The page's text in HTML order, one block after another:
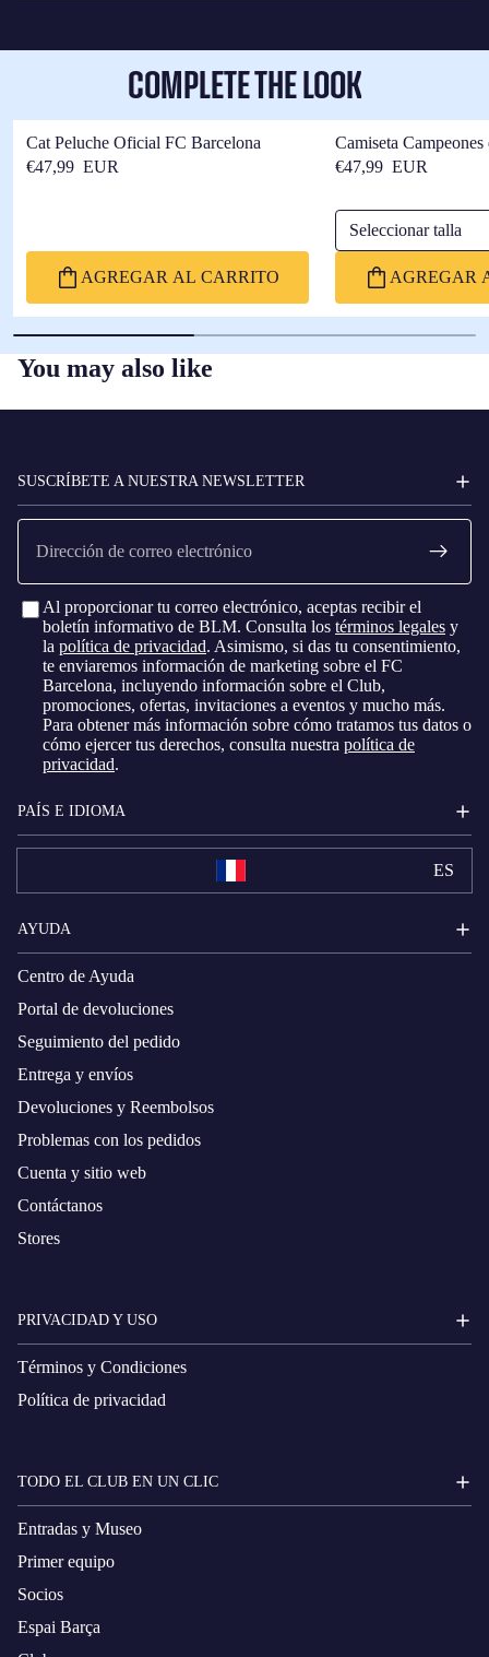
COMPLETE THE LOOK
Cat Peluche Oficial FC Barcelona
€47,99 EUR
AGREGAR AL CARRITO
Camiseta
Barça
€47,99 EUR
Seleccionar talla
AGREGAR
You may also like
SUSCRÍBETE A NUESTRA NEWSLETTER
Correo
electrónico
Al proporcionar tu correo electrónico, aceptas recibir el
boletín informativo de BLM. Consulta los términos legales y
la política de privacidad. Asimismo, si das tu consentimiento,
te enviaremos información de marketing sobre el FC
Barcelona, ​​incluyendo información sobre el Club,
promociones, ofertas, invitaciones a eventos y mucho más.
Para obtener más información sobre cómo tratamos tus datos o
cómo ejercer tus derechos, consulta nuestra política de
privacidad.
PAÍS E IDIOMA
ES
AYUDA
Centro de Ayuda
Portal de devoluciones
Seguimiento del pedido
Entrega y envíos
Devoluciones y Reembolsos
Problemas con los pedidos
Cuenta y sitio web
Contáctanos
Stores
PRIVACIDAD Y USO
Términos y Condiciones
Política de privacidad
TODO EL CLUB EN UN CLIC
Entradas y Museo
Primer equipo
Socios
Espai Barça